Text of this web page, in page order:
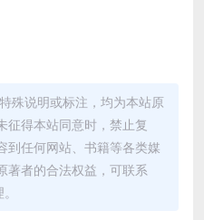
殊说明或标注，均为本站原
征得本站同意时，禁止复
到任何网站、书籍等各类媒
著者的合法权益，可联系